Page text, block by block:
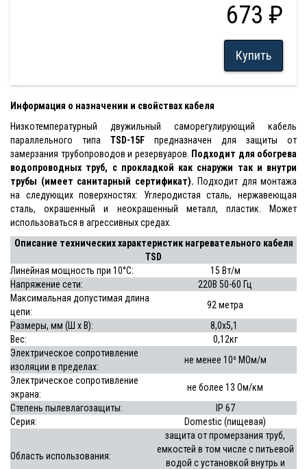
673 ₽
Купить
Информация о назначении и свойствах кабеля
Низкотемпературный двужильный саморегулирующий кабель
параллельного типа TSD-15F предназначен для защиты от
замерзания трубопроводов и резервуаров.
Подходит для обогрева
водопроводных труб, с прокладкой как снаружи так и внутри
трубы (имеет санитарный сертификат). Подходит для монтажа
на следующих поверхностях: Углеродистая сталь, нержавеющая
сталь, окрашенный и неокрашенный металл, пластик. Может
использоваться в агрессивных средах.
Описание технических характеристик нагревательного кабеля
TSD
Линейная мощность при 10°С:
15 Вт/м
Напряжение сети:
220В 50-60 Гц
Максимальная допустимая длина
цепи:
92 метра
Размеры, мм (Ш x В):
8,0x5,1
Вес:
0,12кг
Электрическое сопротивление
изоляции в пределах:
не менее 10³ МОм/м
Электрическое сопротивление
экрана:
не более 13 Ом/км
Степень пылевлагозащиты:
IP 67
Серия:
Domestic (пищевая)
Область использования:
защита от промерзания труб,
емкостей в том числе с питьевой
водой с установкой внутрь и